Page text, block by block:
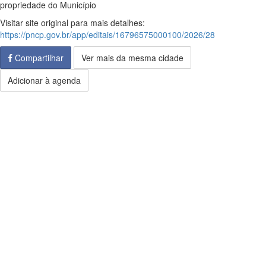
propriedade do Município
Visitar site original para mais detalhes:
https://pncp.gov.br/app/editais/16796575000100/2026/28
Compartilhar
Ver mais da mesma cidade
Adicionar à agenda